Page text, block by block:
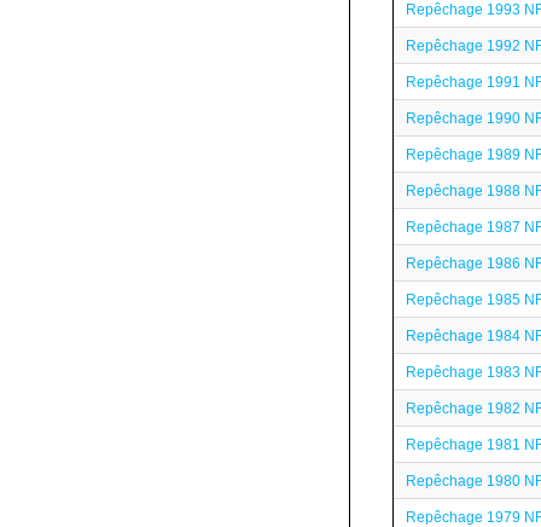
Repêchage 1993
Repêchage 1992
Repêchage 1991
Repêchage 1990
Repêchage 1989
Repêchage 1988
Repêchage 1987
Repêchage 1986
Repêchage 1985
Repêchage 1984
Repêchage 1983
Repêchage 1982
Repêchage 1981
Repêchage 1980
Repêchage 1979